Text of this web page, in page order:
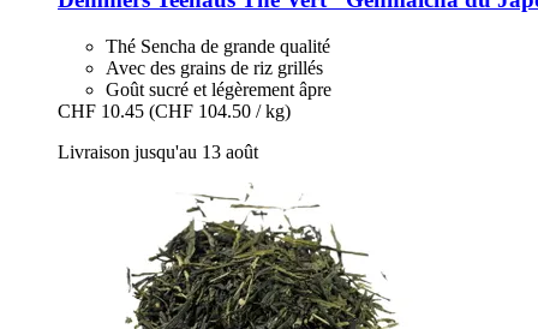
Thé Sencha de grande qualité
Avec des grains de riz grillés
Goût sucré et légèrement âpre
CHF 10.45 (CHF 104.50 / kg)
Livraison jusqu'au 13 août